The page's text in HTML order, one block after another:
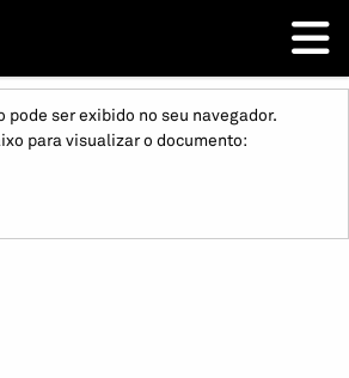
pode ser exibido no seu navegador.
para visualizar o documento: